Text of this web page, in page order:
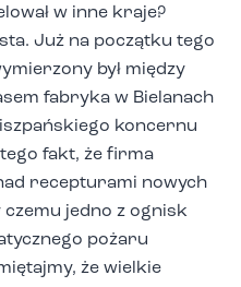
w inne kraje?
Już na początku tego
był między
fabryka w Bielanach
koncernu
fakt, że firma
recepturami nowych
jedno z ognisk
pożaru
że wielkie